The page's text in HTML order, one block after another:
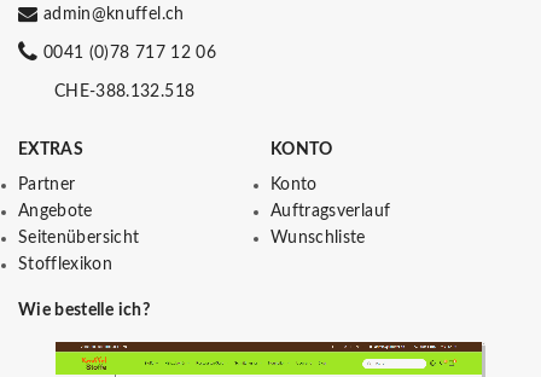
admin@knuffel.ch
0041 (0)78 717 12 06
CHE-388.132.518
EXTRAS
Partner
Angebote
Seitenübersicht
Stofflexikon
KONTO
Konto
Auftragsverlauf
Wunschliste
Wie bestelle ich?